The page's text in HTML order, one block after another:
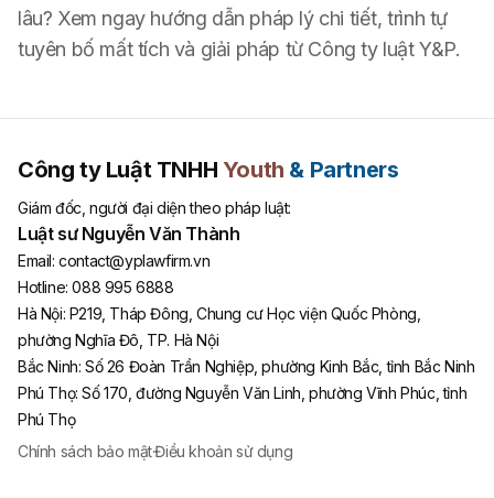
lâu? Xem ngay hướng dẫn pháp lý chi tiết, trình tự
tuyên bố mất tích và giải pháp từ Công ty luật Y&P.
Công ty Luật TNHH Youth & Partners
Giám đốc, người đại diện theo pháp luật:
Luật sư Nguyễn Văn Thành
Email: contact@yplawfirm.vn
Hotline: 088 995 6888
Hà Nội: P219, Tháp Đông, Chung cư Học viện Quốc Phòng,
phường Nghĩa Đô, TP. Hà Nội
Bắc Ninh:Số 26 Đoàn Trần Nghiệp, phường Kinh Bắc, tỉnh Bắc Ninh
Phú Thọ:Số 170, đường Nguyễn Văn Linh, phường Vĩnh Phúc, tỉnh
Phú Thọ
Chính sách bảo mật·Điều khoản sử dụng